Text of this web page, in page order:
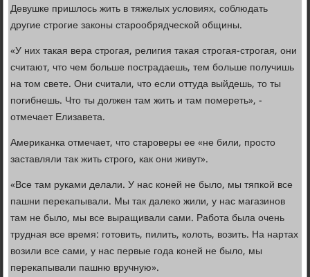
Девушке пришлось жить в тяжелых условиях, соблюдать
другие строгие законы старообрядческой общины.
«У них такая вера строгая, религия такая строгая-строгая, они
считают, что чем больше пострадаешь, тем больше получишь
на том свете. Они считали, что если оттуда выйдешь, то ты
погибнешь. Что ты должен там жить и там помереть», -
отмечает Елизавета.
Американка отмечает, что староверы ее «не били, просто
заставляли так жить строго, как они живут».
«Все там руками делали. У нас коней не было, мы тяпкой все
пашни перекапывали. Мы так далеко жили, у нас магазинов
там не было, мы все выращивали сами. Работа была очень
трудная все время: готовить, пилить, колоть, возить. На нартах
возили все сами, у нас первые года коней не было, мы
перекапывали пашню вручную».